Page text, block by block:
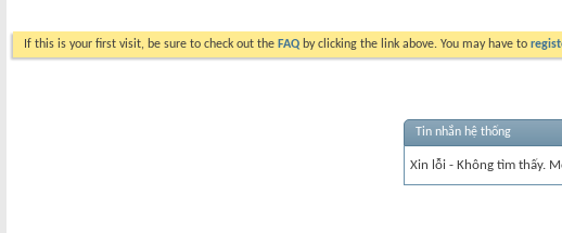
If this is your first visit, be sure to check out the FAQ by clicking the link above. You may have to
Tin nhắn hệ thống
Xin lỗi - Không tìm thấy.